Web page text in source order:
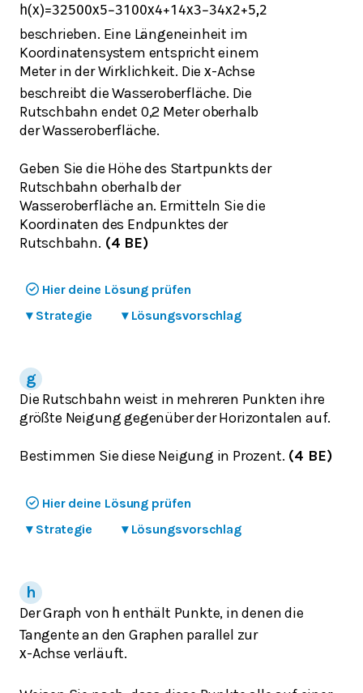
h(x)=32500x5−3100x4+1 4x3−34x2+5,2
beschrieben. Eine Längeneinheit im
Koordinatensystem entspricht einem
Meter in der Wirklichkeit. Diex-Achse
beschreibt die Wasseroberfläche. Die
Rutschbahn endet 0,2 Meter oberhalb
der Wasseroberfläche.
Geben Sie die Höhe des Startpunkts der
Rutschbahn oberhalb der
Wasseroberfläche an. Ermitteln Sie die
Koordinaten des Endpunktes der
Rutschbahn. (4 BE)
Hier deine Lösung prüfen
▾ Strategie ▾ Lösungsvorschlag
Die Rutschbahn weist in mehreren Punkten ihre
größte Neigung gegenüber der Horizontalen auf.
Bestimmen Sie diese Neigung in Prozent. (4 BE)
Hier deine Lösung prüfen
▾ Strategie ▾ Lösungsvorschlag
Der Graph von h enthält Punkte, in denen die
Tangente an den Graphen parallel zur
x-Achse verläuft.